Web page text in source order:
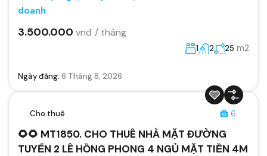
doanh
3.500.000 vnđ / tháng
1 2 25 m2
Ngày đăng: 6 Tháng 8, 2026
Cho thuê 6
🌻🌻 MT1850. CHO THUÊ NHÀ MẶT ĐƯỜNG
TUYẾN 2 LÊ HỒNG PHONG 4 NGỦ MẶT TIỀN 4M